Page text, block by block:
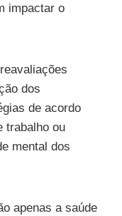
impactar o
dos
de acordo
trabalho ou
mental dos
apenas a saúde